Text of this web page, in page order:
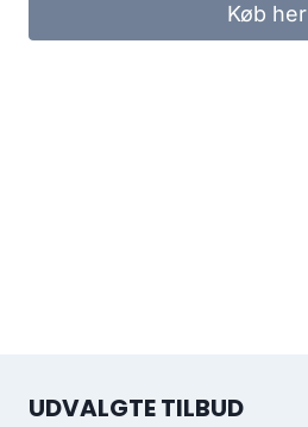
Køb her
UDVALGTE TILBUD